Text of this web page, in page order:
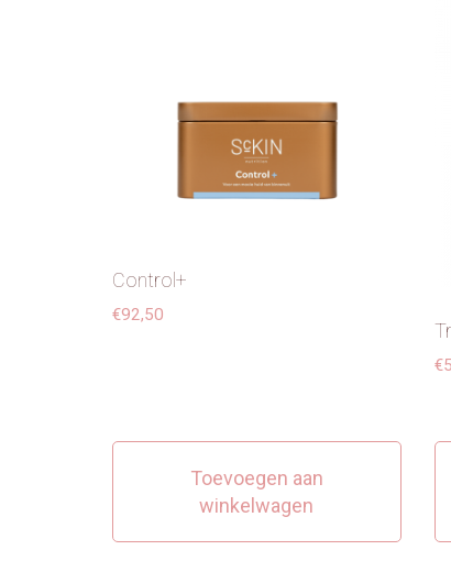
Control+
€92,50
Toevoegen aan
winkelwagen
€